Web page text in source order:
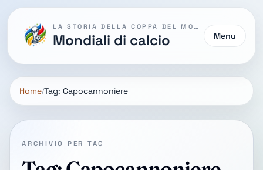
LA STORIA DELLA COPPA DEL MONDO
Mondiali di calcio Menu
Home Tag: Capocannoniere
ARCHIVIO PER TAG